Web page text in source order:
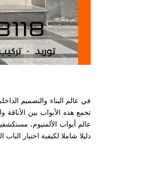
في عالم البناء والتصميم
تجمع هذه الأبواب بين الأناقة
عالم أبواب الألمنيوم،
دليلا شاملا لكيفية اختيار الباب